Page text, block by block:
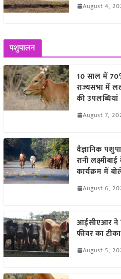
August 4,
पशुपालन
10 साल में
राज्यसभा में
की उपलब्धियां
August 7,
वैज्ञानिक
रानी
कार्यक्रम में
August 6,
आईसीएआर ने
फीवर का टीका
August 5,